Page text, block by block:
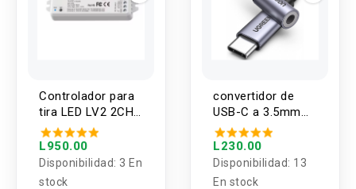
Controlador para
tira LED LV2 2CH
0/1-10V
L950.00
Disponibilidad: 3 En
stock
convertidor de
USB-C a 3.5mm
UGREEN
L230.00
Disponibilidad: 13
En stock